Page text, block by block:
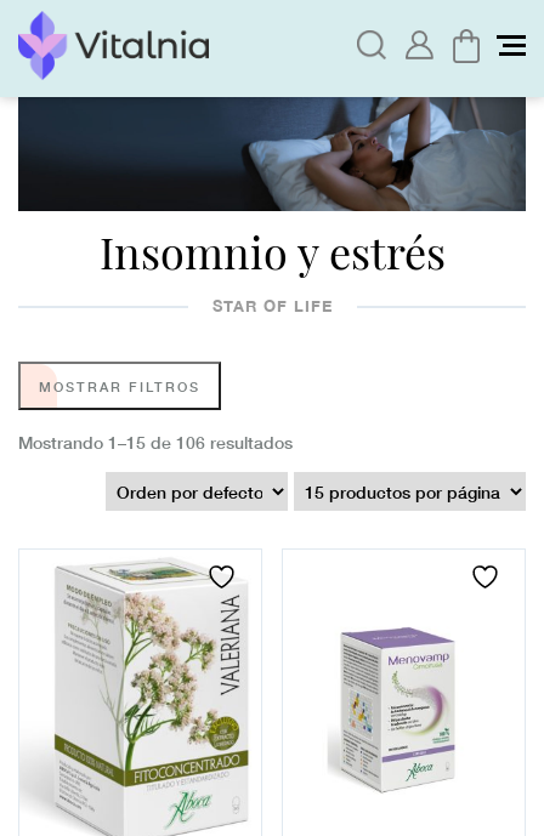
Insomnio y estrés
STAR OF LIFE
MOSTRAR FILTROS
Mostrando 1–15 de 106 resultados